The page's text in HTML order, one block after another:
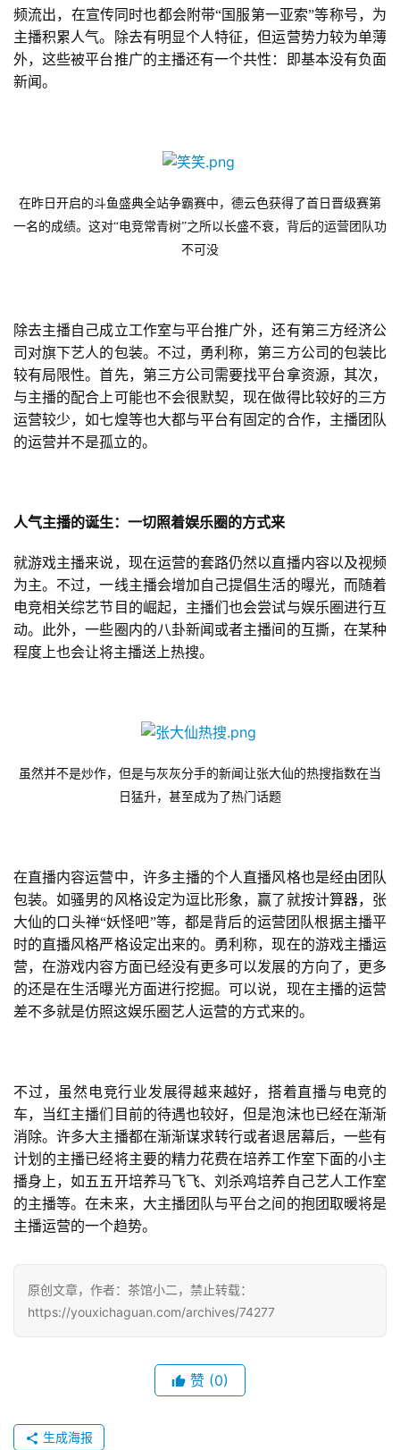
十
三
届
金
7
日
游
茶
对
上
海
站
)
频流出，在宣传同时也都会附带“国服第一亚索”等称号，为
主播积累人气。除去有明显个人特征，但运营势力较为单薄
外，这些被平台推广的主播还有一个共性：即基本没有负面
新闻。
在昨日开启的斗鱼盛典全站争霸赛中，德云色获得了首日晋级赛第
一名的成绩。这对“电竞常青树”之所以长盛不衰，背后的运营团队功
不可没
除去主播自己成立工作室与平台推广外，还有第三方经济公
司对旗下艺人的包装。不过，勇利称，第三方公司的包装比
较有局限性。首先，第三方公司需要找平台拿资源，其次，
与主播的配合上可能也不会很默契，现在做得比较好的三方
运营较少，如七煌等也大都与平台有固定的合作，主播团队
的运营并不是孤立的。
人气主播的诞生：一切照着娱乐圈的方式来
就游戏主播来说，现在运营的套路仍然以直播内容以及视频
为主。不过，一线主播会增加自己提倡生活的曝光，而随着
电竞相关综艺节目的崛起，主播们也会尝试与娱乐圈进行互
动。此外，一些圈内的八卦新闻或者主播间的互撕，在某种
程度上也会让将主播送上热搜。
虽然并不是炒作，但是与灰灰分手的新闻让张大仙的热搜指数在当
日猛升，甚至成为了热门话题
在直播内容运营中，许多主播的个人直播风格也是经由团队
包装。如骚男的风格设定为逗比形象，赢了就按计算器，张
大仙的口头禅“妖怪吧”等，都是背后的运营团队根据主播平
时的直播风格严格设定出来的。勇利称，现在的游戏主播运
营，在游戏内容方面已经没有更多可以发展的方向了，更多
的还是在生活曝光方面进行挖掘。可以说，现在主播的运营
差不多就是仿照这娱乐圈艺人运营的方式来的。
不过，虽然电竞行业发展得越来越好，搭着直播与电竞的
车，当红主播们目前的待遇也较好，但是泡沫也已经在渐渐
消除。许多大主播都在渐渐谋求转行或者退居幕后，一些有
计划的主播已经将主要的精力花费在培养工作室下面的小主
播身上，如五五开培养马飞飞、刘杀鸡培养自己艺人工作室
的主播等。在未来，大主播团队与平台之间的抱团取暖将是
主播运营的一个趋势。
原创文章，作者：茶馆小二，禁止转载：
https://youxichaguan.com/archives/74277
赞 (0)
生成海报